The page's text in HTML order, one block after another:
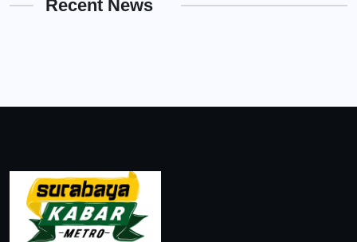
Recent News